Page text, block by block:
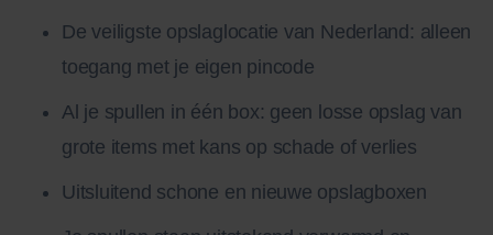
De veiligste opslaglocatie van Nederland: alleen
toegang met je eigen pincode
Al je spullen in één box: geen losse opslag van
grote items met kans op schade of verlies
Uitsluitend schone en nieuwe opslagboxen